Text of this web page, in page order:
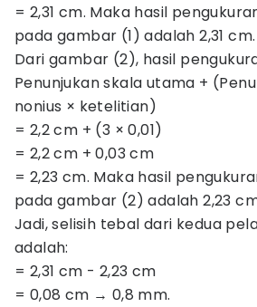
= 2,31 cm. Maka hasil
pada gambar (1) adalah 2,31 cm.
Dari gambar (2), hasil
Penunjukan skala utama +
nonius × ketelitian)
= 2,2 cm + (3 × 0,01)
= 2,2 cm + 0,03 cm
= 2,23 cm. Maka hasil
pada gambar (2) adalah 2,23
Jadi, selisih tebal dari kedua
adalah:
= 2,31 cm - 2,23 cm
= 0,08 cm → 0,8 mm.